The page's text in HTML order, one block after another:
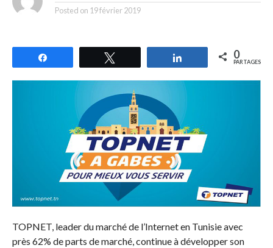
Posted on 19 février 2019
Partagez 0
PARTAGES
TOPNET, leader du marché de l’Internet en Tunisie avec
près 62% de parts de marché, continue à développer son